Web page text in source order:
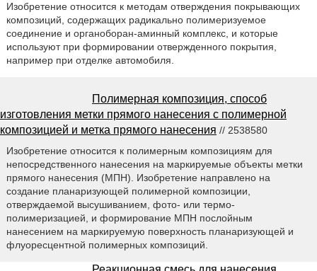
Изобретение относится к методам отверждения покрывающих
композиций, содержащих радикально полимеризуемое
соединение и органоборан-аминный комплекс, и которые
используют при формировании отвержденного покрытия,
например при отделке автомобиля.
Полимерная композиция, способ
изготовления метки прямого нанесения с полимерной
композицией и метка прямого нанесения // 2538580
Изобретение относится к полимерным композициям для
непосредственного нанесения на маркируемые объекты метки
прямого нанесения (МПН). Изобретение направлено на
создание планаризующей полимерной композиции,
отверждаемой высушиванием, фото- или термо-
полимеризацией, и формирование МПН послойным
нанесением на маркируемую поверхность планаризующей и
флуоресцентной полимерных композиций.